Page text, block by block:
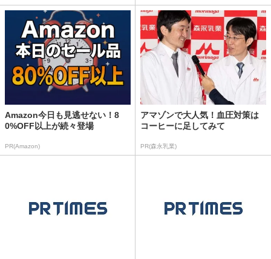
Amazon今日も見逃せない！8
0%OFF以上が続々登場
PR(Amazon)
アマゾンで大人気！血圧対策は
コーヒーに足してみて
PR(森永乳業)